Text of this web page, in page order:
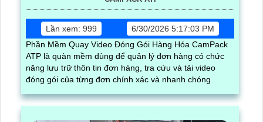
Lần xem: 999
6/30/2026 5:17:03 PM
Phần Mềm Quay Video Đóng Gói Hàng Hóa CamPack
ATP là quàn mềm dùng để quản lý đơn hàng có chức
năng lưu trữ thôn tin đơn hàng, tra cứu và tải video
đóng gói của từng đơn chính xác và nhanh chóng